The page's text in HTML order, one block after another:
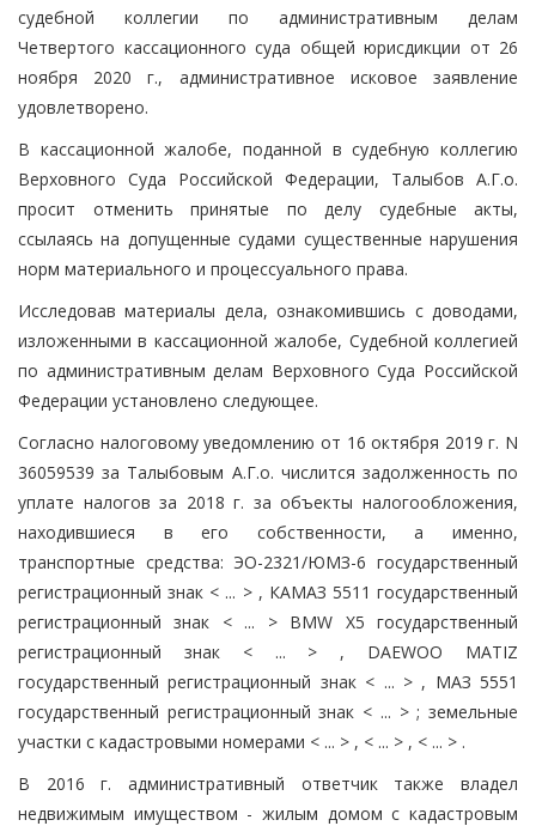
судебной коллегии по административным делам
Четвертого кассационного суда общей юрисдикции от 26
ноября 2020 г., административное исковое заявление
удовлетворено.
В кассационной жалобе, поданной в судебную коллегию
Верховного Суда Российской Федерации, Талыбов А.Г.о.
просит отменить принятые по делу судебные акты,
ссылаясь на допущенные судами существенные нарушения
норм материального и процессуального права.
Исследовав материалы дела, ознакомившись с доводами,
изложенными в кассационной жалобе, Судебной коллегией
по административным делам Верховного Суда Российской
Федерации установлено следующее.
Согласно налоговому уведомлению от 16 октября 2019 г. N
36059539 за Талыбовым А.Г.о. числится задолженность по
уплате налогов за 2018 г. за объекты налогообложения,
находившиеся в его собственности, а именно,
транспортные средства: ЭО-2321/ЮМЗ-6 государственный
регистрационный знак < ... > , КАМАЗ 5511 государственный
регистрационный знак < ... > BMW X5 государственный
регистрационный знак < ... > , DAEWOO MATIZ
государственный регистрационный знак < ... > , МАЗ 5551
государственный регистрационный знак < ... > ; земельные
участки с кадастровыми номерами < ... > , < ... > , < ... > .
В 2016 г. административный ответчик также владел
недвижимым имуществом - жилым домом с кадастровым